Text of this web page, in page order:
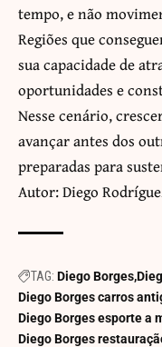
tempo, e não
Regiões que
sua capacidade de
oportunidades e
Nesse cenário,
avançar antes dos
preparadas para
Autor: Diego
TAG: Diego Borges
Diego Borges carros
Diego Borges esporte a
Diego Borges